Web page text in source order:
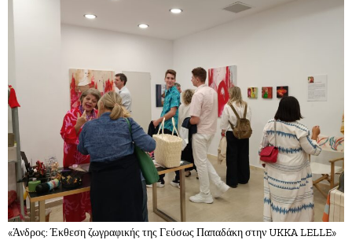
«Άνδρος: Έκθεση ζωγραφικής της Γεύσως Παπαδάκη στην UKKA LELLE»